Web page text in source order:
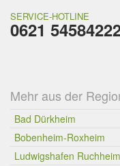
SERVICE-HOTLINE
0621
Mehr aus der
Bad Dürkheim
Bobenheim-Roxheim
Ludwigshafen Ruchheim